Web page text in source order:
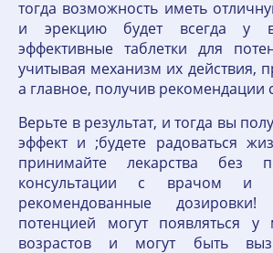
тогда возможность иметь
и эрекцию будет всегда у
эффективные таблетки для
учитывая механизм их действия,
а главное, получив рекомендации
Верьте в результат, и тогда вы
эффект и ;будете радоваться
принимайте лекарства без
консультации с врачом и
рекомендованные
потенцией могут появляться
возрастов и могут быть